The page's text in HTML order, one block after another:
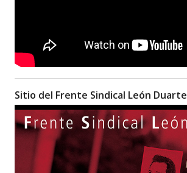
Sitio del Frente Sindical León Duarte